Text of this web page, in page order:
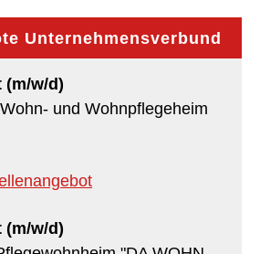
Unternehmensverbund
(m/w/d)
und Wohnpflegeheim
(m/w/d)